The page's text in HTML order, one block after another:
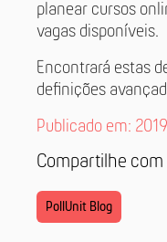
planear cursos
vagas disponíveis.
Encontrará estas
definições
Publicado em:
Compartilhe
PollUnit Blog